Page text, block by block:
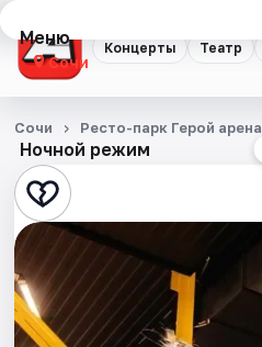
Концерты Театр
Меню
Сочи
Концерты
Театр
Стендап
Выставки
Квесты
Ночной режим
Сочи Ресто-парк Герой арена